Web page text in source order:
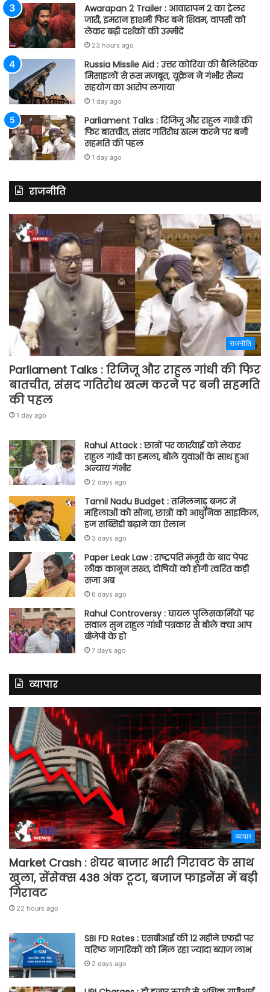
Awarapan 2 Trailer : आवारापन 2 का ट्रेलर
जारी, इमरान हाशमी फिर बने शिवम, वापसी को
लेकर बढ़ी दर्शकों की उम्मीदें
23 hours ago
Russia Missile Aid : उत्तर कोरिया की बैलिस्टिक
मिसाइलों से रूस मजबूत, यूक्रेन ने गंभीर सैन्य
सहयोग का आरोप लगाया
1 day ago
Parliament Talks : रिजिजू और राहुल गांधी की
फिर बातचीत, संसद गतिरोध खत्म करने पर बनी
सहमति की पहल
1 day ago
राजनीति
राजनीति
Parliament Talks : रिजिजू और राहुल गांधी की फिर
बातचीत, संसद गतिरोध खत्म करने पर बनी सहमति
की पहल
1 day ago
Rahul Attack : छात्रों पर कार्रवाई को लेकर
राहुल गांधी का हमला, बोले युवाओं के साथ हुआ
अन्याय गंभीर
2 days ago
Tamil Nadu Budget : तमिलनाडु बजट में
महिलाओं को सोना, छात्रों को आधुनिक साइकिल,
हज सब्सिडी बढ़ाने का ऐलान
3 days ago
Paper Leak Law : राष्ट्रपति मंजूरी के बाद पेपर
लीक कानून सख्त, दोषियों को होगी त्वरित कड़ी
सजा अब
6 days ago
Rahul Controversy : घायल पुलिसकर्मियों पर
सवाल सुन राहुल गांधी पत्रकार से बोले क्या आप
बीजेपी के हो
7 days ago
व्यापार
व्यापार
Market Crash : शेयर बाजार भारी गिरावट के साथ
खुला, सेंसेक्स 438 अंक टूटा, बजाज फाइनेंस में बड़ी
गिरावट
22 hours ago
SBI FD Rates : एसबीआई की 12 महीने एफडी पर
वरिष्ठ नागरिकों को मिल रहा ज्यादा ब्याज लाभ
2 days ago